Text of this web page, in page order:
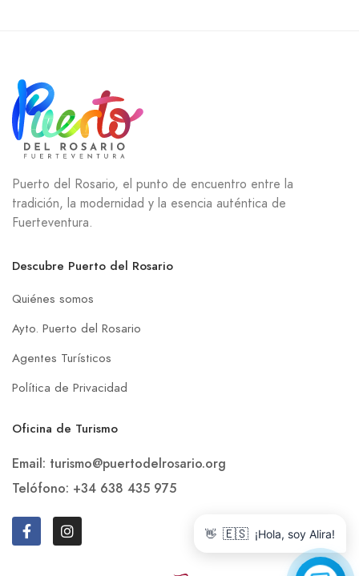
Puerto del Rosario, el punto de encuentro entre la
tradición, la modernidad y la esencia auténtica de
Fuerteventura.
Descubre Puerto del Rosario
Quiénes somos
Ayto. Puerto del Rosario
Agentes Turísticos
Política de Privacidad
Oficina de Turismo
Email: turismo@puertodelrosario.org
Telófono: +34 638 435 975
👋 🇪🇸 ¡Hola, soy Alira!